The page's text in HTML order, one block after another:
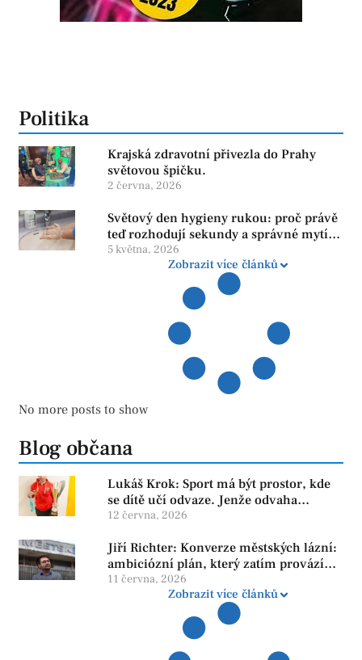
Politika
Krajská zdravotní přivezla do Prahy
světovou špičku.
2 června, 2026
Světový den hygieny rukou: proč právě
teď rozhodují sekundy a správné mytí
rukou
5 května, 2026
Zobrazit více článků
No more posts to show
Blog občana
Lukáš Krok: Sport má být prostor, kde
se dítě učí odvaze. Jenže odvaha
neroste tam, kde se bojí udělat chybu.
12 června, 2026
Jiří Richter: Konverze městských lázní:
ambiciózní plán, který zatím provází
více otazníků než jistot
11 června, 2026
Zobrazit více článků